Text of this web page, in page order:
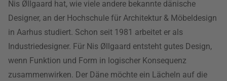
Nis Øllgaard hat, wie viele andere bekannte dänische
Designer, an der Hochschule für Architektur & Möbeldesign
in Aarhus studiert. Schon seit 1981 arbeitet er als
Industriedesigner. Für Nis Øllgaard entsteht gutes Design,
wenn Funktion und Form in logischer Konsequenz
zusammenwirken. Der Däne möchte ein Lächeln auf die